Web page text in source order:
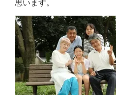
思います。